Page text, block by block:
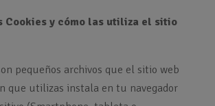
Cookies y cómo las utiliza el sitio
pequeños archivos que el sitio web
que utilizas instala en tu navegador